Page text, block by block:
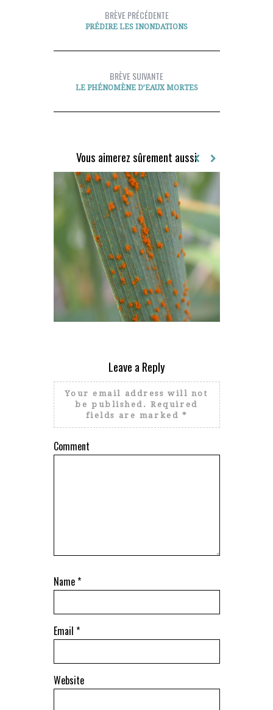
BRÈVE PRÉCÉDENTE
PRÉDIRE LES INONDATIONS
BRÈVE SUIVANTE
LE PHÉNOMÈNE D’EAUX MORTES
Vous aimerez sûrement aussi
MODIFIER UN PAYSAGE AGRICOLE POUR LIMITER LA
PROPAGATION DES ÉPIDÉMIES ?
Leave a Reply
Your email address will not
be published. Required
fields are marked *
Comment
Name*
Email *
Website